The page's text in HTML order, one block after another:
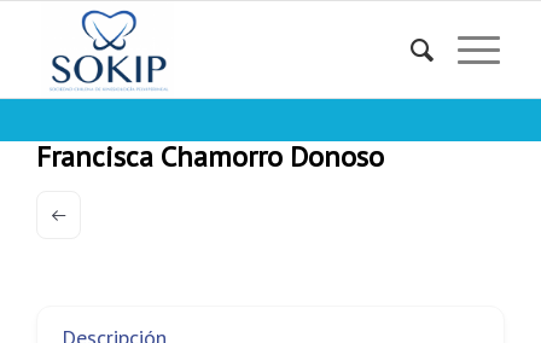
Francisca Chamorro Donoso